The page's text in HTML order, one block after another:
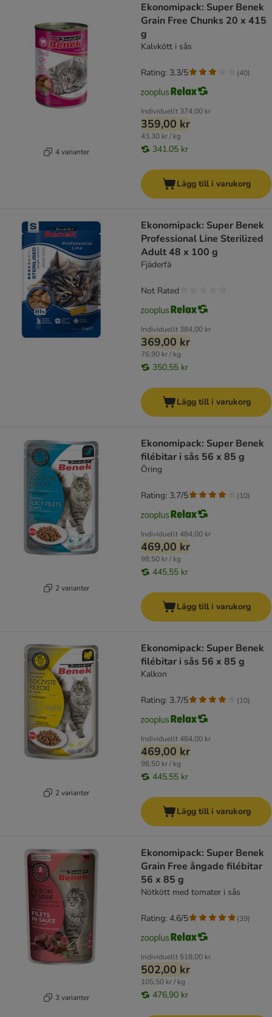
4 varianter
Ekonomipack: Super Benek
Grain Free Chunks 20 x 415
g
Kalvkött i sås
Individuellt 374,00 kr
359,00 kr
43,30 kr / kg
341,05 kr
Rating: 3.3/5 (40)
Lägg till i varukorg
Ekonomipack: Super Benek
Professional Line Sterilized
Adult 48 x 100 g
Fjäderfä
Individuellt 384,00 kr
369,00 kr
76,90 kr / kg
350,55 kr
Not Rated
Lägg till i varukorg
2 varianter
Ekonomipack: Super Benek
filébitar i sås 56 x 85 g
Öring
Individuellt484,00 kr
469,00 kr
98,50 kr / kg
445,55 kr
Rating: 3.7/5 (10)
Lägg till i varukorg
2 varianter
Ekonomipack: Super Benek
filébitar i sås 56 x 85 g
Kalkon
Individuellt484,00 kr
469,00 kr
98,50 kr / kg
445,55 kr
Rating: 3.7/5 (10)
Lägg till i varukorg
3 varianter
Ekonomipack: Super Benek
Grain Free ångade filébitar
56 x 85 g
Nötkött med tomater i sås
Individuellt 518,00 kr
502,00 kr
105,50 kr / kg
476,90 kr
Rating: 4.6/5 (39)